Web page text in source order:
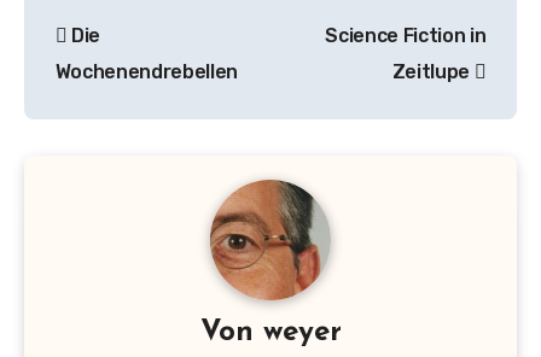
Navigation
Die
Wochenendrebellen
Science Fiction in
Zeitlupe
Von weyer